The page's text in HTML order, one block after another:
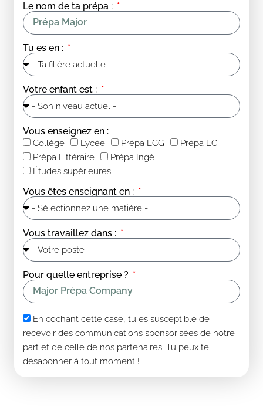
Le nom de ta prépa :
Tu es en :
Votre enfant est :
Vous enseignez en :
Collège Lycée Prépa ECG
Prépa ECT
Prépa Littéraire
Prépa Ingé
Études supérieures
Vous êtes enseignant en :
Vous travaillez dans :
Pour quelle entreprise ?
En cochant cette case, tu es susceptible de
recevoir des communications sponsorisées de notre
part et de celle de nos partenaires. Tu peux te
désabonner à tout moment !